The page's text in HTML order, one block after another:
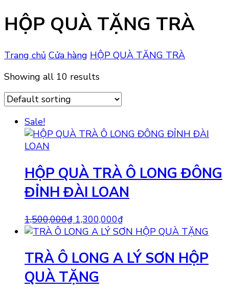
HỘP QUÀ TẶNG TRÀ
Trang chủ Cửa hàng HỘP QUÀ TẶNG TRÀ
Showing all 10 results
Sale!
HỘP QUÀ TRÀ Ô LONG ĐÔNG
ĐỈNH ĐÀI LOAN
1,500,000₫ Original
price
1,500,000₫.
1,300,000₫Current
price
1,300,000₫.
TRÀ Ô LONG A LÝ SƠN HỘP
QUÀ TẶNG